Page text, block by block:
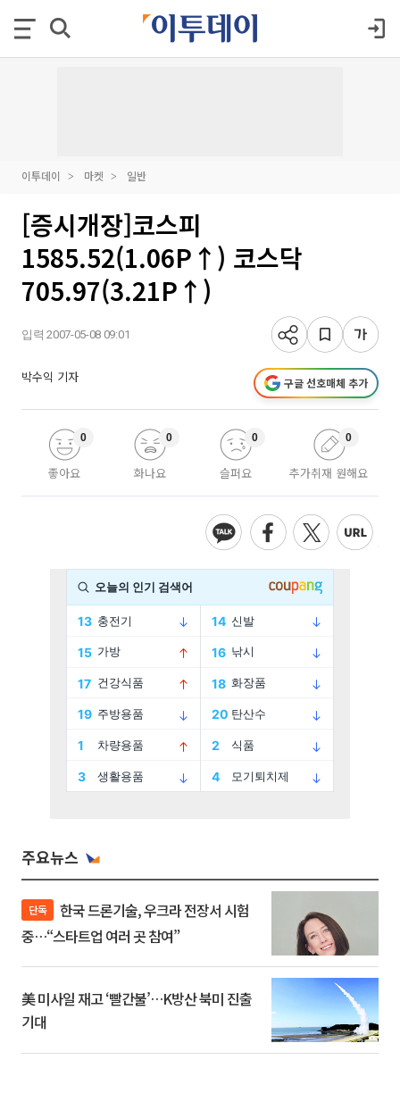
이투데이 마켓 일반
[증시개장]코스피
1585.52(1.06P↑) 코스닥
705.97(3.21P↑)
입력 2007-05-08 09:01
박수익 기자 구글 선호매체 추가
좋아요
0
화나요
0
슬퍼요
0
추가취재 원해요
0
주요뉴스
단독
중…“스타트업 여러 곳 참여”
美 미사일 재고 ‘빨간불’…K방산 북미 진출
기대